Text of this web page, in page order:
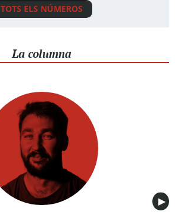
TOTS ELS NÚMEROS
La columna
▶︎